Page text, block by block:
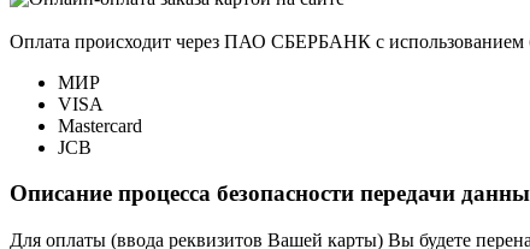
Оплата происходит через ПАО СБЕРБАНК с использованием
МИР
VISA
Mastercard
JCB
Описание процесса безопасности передачи
Для оплаты (ввода реквизитов Вашей карты) Вы будете